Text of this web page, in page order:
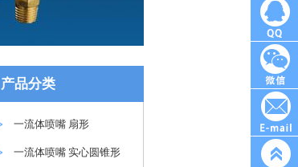
产品分类
一流体喷嘴 扇形
一流体喷嘴 实心圆锥形